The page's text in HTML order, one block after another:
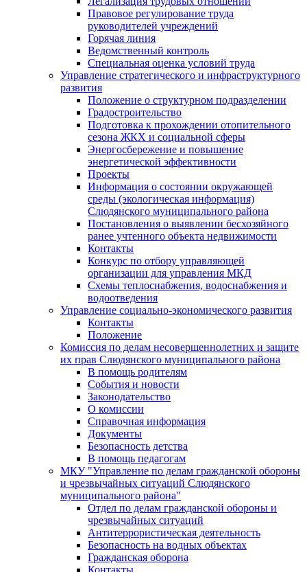
Правовое регулирование труда
руководителей учреждений
Горячая линия
Ведомственный контроль
Специальная оценка условий труда
Управление стратегического и инфраструктурного
развития
Положение о структурном подразделении
Градостроительство
Подготовка к прохождении отопительного
сезона ЖКХ и социальной сферы
Энергосбережение и повышение
энергетической эффективности
Проекты
Информация о состоянии окружающей
среды (экологическая информация)
Слюдянского муниципального района
Постановления о выявлении бесхозяйного
ранее учтенного объекта недвижимости
Контакты
Конкурс по отбору управляющей
организации для управления МКД
Схемы теплоснабжения, водоснабжения и
водоотведения
Управление социально-экономического развития
Контакты
Положение
Комиссия по делам несовершеннолетних и защите
их прав Слюдянского муниципального района
В помощь родителям
События и новости
Законодательство
О комиссии
Справочная информация
Документы
Безопасность детства
В помощь педагогам
МКУ "Управление по делам гражданской обороны
и чрезвычайных ситуаций Слюдянского
муниципального района"
Отдел по делам гражданской обороны и
чрезвычайных ситуаций
Антитеррористическая деятельность
Безопасность на водных объектах
Гражданская оборона
Контакты